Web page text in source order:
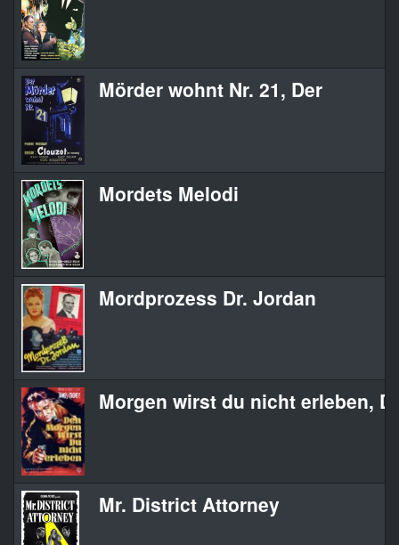
Mörder wohnt Nr. 21, Der
Mordets Melodi
Mordprozess Dr. Jordan
Morgen wirst du nicht erleben,
Mr. District Attorney